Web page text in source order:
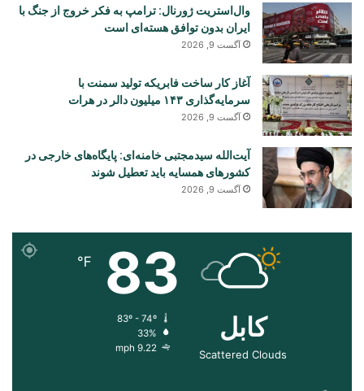
وال‌استریت ژورنال: ترامپ به فکر خروج از جنگ با
ایران بدون توافق هسته‌ای است
آگست 9, 2026
آغاز کار ساخت فابریکه تولید سمنت با
سرمایه‌گذاری ۱۴۳ میلیون دالر در هرات
آگست 9, 2026
آیت‌الله سیدمجتبی خامنه‌ای: پایگاه‌های خارجی در
کشورهای همسایه باید تعطیل شوند
آگست 9, 2026
کابل
Scattered Clouds
83
℉
33%
9.22 mph